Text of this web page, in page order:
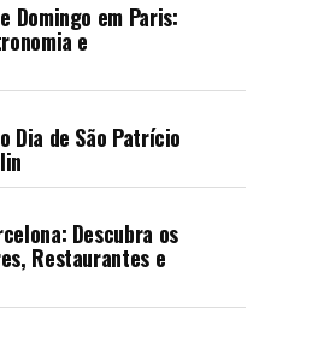
Domingo em Paris:
e
Dia de São Patrício
Descubra os
Restaurantes e